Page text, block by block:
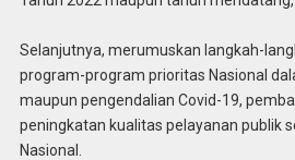
Selanjutnya, merumuskan langkah-
program-program prioritas Nasional
maupun pengendalian Covid-19,
peningkatan kualitas pelayanan publik
Nasional.